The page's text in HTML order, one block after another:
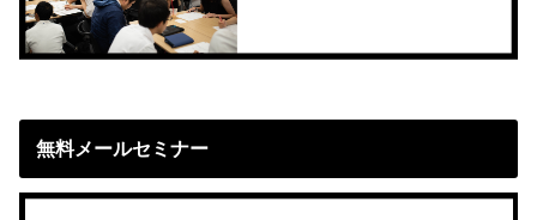
無料メールセミナー